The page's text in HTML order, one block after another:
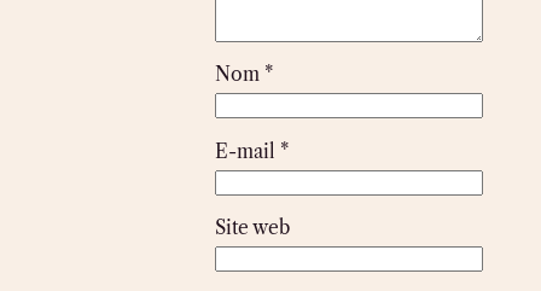
Nom *
E-mail *
Site web